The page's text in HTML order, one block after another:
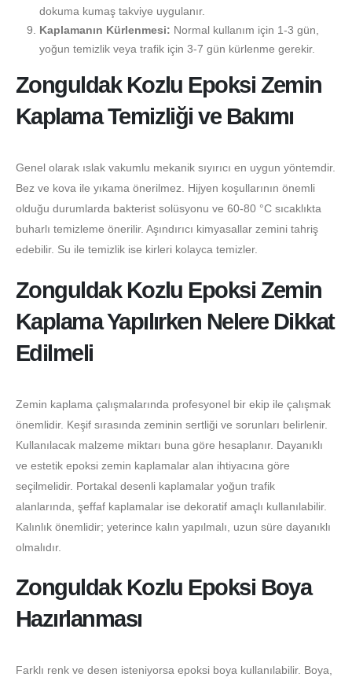
dokuma kumaş takviye uygulanır.
Kaplamanın Kürlenmesi: Normal kullanım için 1-3 gün,
yoğun temizlik veya trafik için 3-7 gün kürlenme gerekir.
Zonguldak Kozlu Epoksi Zemin
Kaplama Temizliği ve Bakımı
Genel olarak ıslak vakumlu mekanik sıyırıcı en uygun yöntemdir.
Bez ve kova ile yıkama önerilmez. Hijyen koşullarının önemli
olduğu durumlarda bakterist solüsyonu ve 60-80 °C sıcaklıkta
buharlı temizleme önerilir. Aşındırıcı kimyasallar zemini tahriş
edebilir. Su ile temizlik ise kirleri kolayca temizler.
Zonguldak Kozlu Epoksi Zemin
Kaplama Yapılırken Nelere Dikkat
Edilmeli
Zemin kaplama çalışmalarında profesyonel bir ekip ile çalışmak
önemlidir. Keşif sırasında zeminin sertliği ve sorunları belirlenir.
Kullanılacak malzeme miktarı buna göre hesaplanır. Dayanıklı
ve estetik epoksi zemin kaplamalar alan ihtiyacına göre
seçilmelidir. Portakal desenli kaplamalar yoğun trafik
alanlarında, şeffaf kaplamalar ise dekoratif amaçlı kullanılabilir.
Kalınlık önemlidir; yeterince kalın yapılmalı, uzun süre dayanıklı
olmalıdır.
Zonguldak Kozlu Epoksi Boya
Hazırlanması
Farklı renk ve desen isteniyorsa epoksi boya kullanılabilir. Boya,